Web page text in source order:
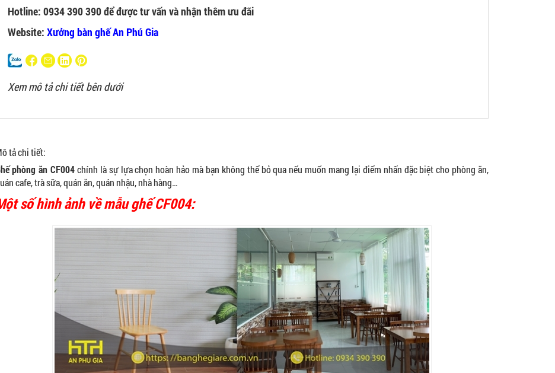
Hotline: 0934 390 390 để được tư vấn và nhận thêm ưu đãi
Website: Xưởng bàn ghế An Phú Gia
Xem mô tả chi tiết bên dưới
tả chi tiết:
phòng ăn CF004chính là sự lựa chọn hoàn hảo mà bạn không thể bỏ qua nếu muốn mang lại điểm nhấn đặc biệt cho phòng ăn,
cafe, trà sữa, quán ăn, quán nhậu, nhà hàng…
số hình ảnh về mẫu ghế CF004: